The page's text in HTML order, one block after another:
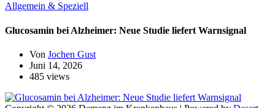
Allgemein & Speziell
Glucosamin bei Alzheimer: Neue Studie liefert Warnsignal
Von Jochen Gust
Juni 14, 2026
485 views